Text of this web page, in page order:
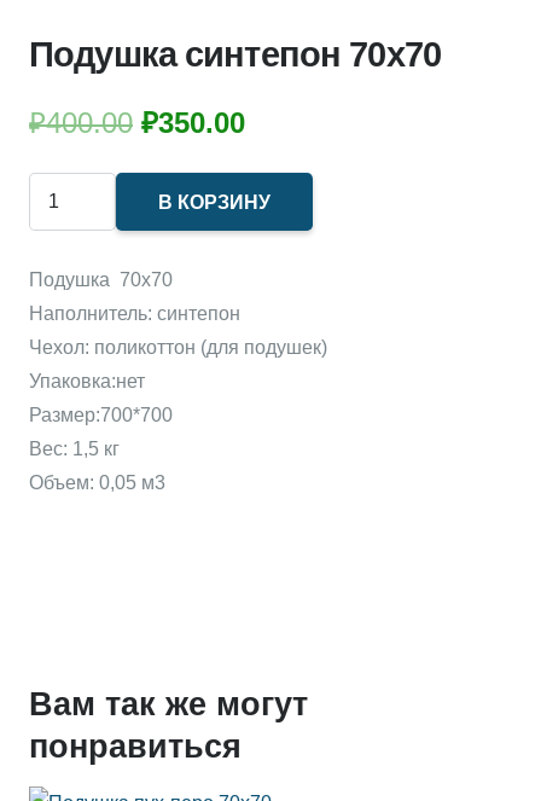
Подушка синтепон 70х70
₽400.00 Первоначальная
составляла
₽400.00.
₽350.00Текущая
₽350.00.
синтепон
70х70
В КОРЗИНУ
Подушка 70х70
Наполнитель: синтепон
Чехол: поликоттон (для подушек)
Упаковка:нет
Размер:700*700
Вес: 1,5 кг
Объем: 0,05 м3
Вам так же могут
понравиться